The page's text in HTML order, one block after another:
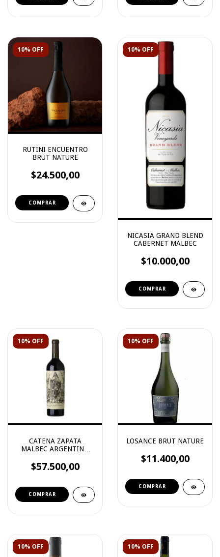
10% OFF
RUTINI ENCUENTRO
BRUT NATURE
$24.500,00
10% OFF
NICASIA GRAND BLEND
CABERNET MALBEC
$10.000,00
10% OFF
CATENA ZAPATA
MALBEC ARGENTINO
$57.500,00
10% OFF
LOSANCE BRUT NATURE
$11.400,00
10% OFF 10% OFF